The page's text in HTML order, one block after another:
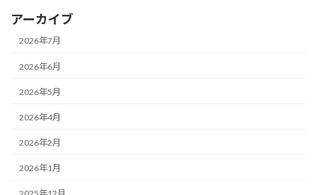
アーカイブ
2026年7月
2026年6月
2026年5月
2026年4月
2026年2月
2026年1月